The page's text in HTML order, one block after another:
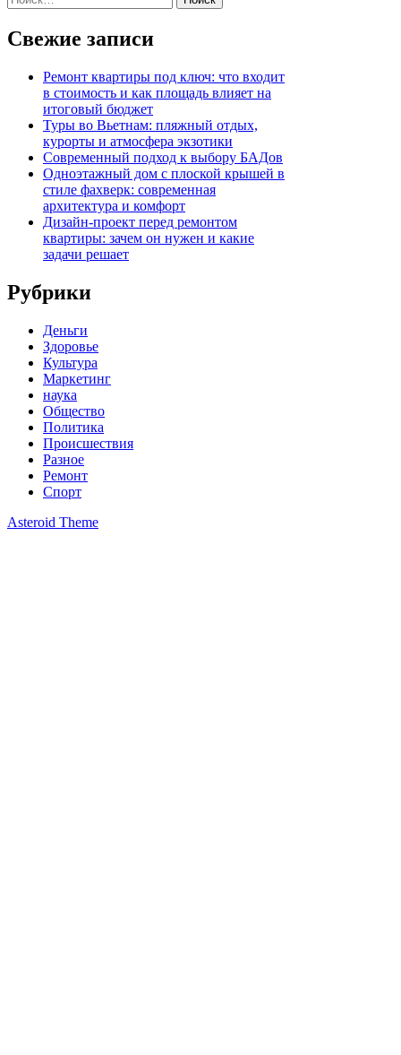
Свежие записи
Ремонт квартиры под ключ: что входит
в стоимость и как площадь влияет на
итоговый бюджет
Туры во Вьетнам: пляжный отдых,
курорты и атмосфера экзотики
Современный подход к выбору БАДов
Одноэтажный дом с плоской крышей в
стиле фахверк: современная
архитектура и комфорт
Дизайн-проект перед ремонтом
квартиры: зачем он нужен и какие
задачи решает
Рубрики
Деньги
Здоровье
Культура
Маркетинг
наука
Общество
Политика
Происшествия
Разное
Ремонт
Спорт
Asteroid Theme